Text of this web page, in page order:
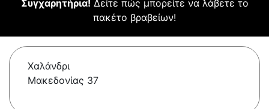
Συγχαρητήρια! Δείτε πώς μπορείτε να λάβετε το
πακέτο βραβείων!
Χαλάνδρι
Μακεδονίας 37